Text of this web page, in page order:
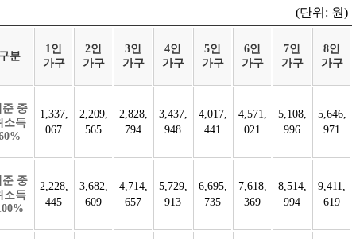
(단위: 원)
분
1인
가구
2인
가구
3인
가구
4인
가구
5인
가구
6인
가구
7인
가구
8인
가구
준 중
소득
1,337,
067
2,209,
565
2,828,
794
3,437,
948
4,017,
441
4,571,
021
5,108,
996
5,646,
971
준 중
소득
2,228,
445
3,682,
609
4,714,
657
5,729,
913
6,695,
735
7,618,
369
8,514,
994
9,411,
619